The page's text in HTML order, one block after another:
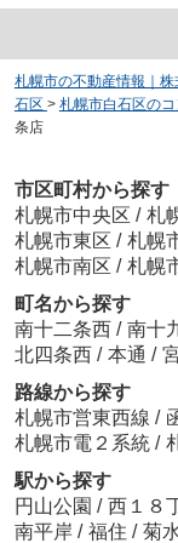
札幌市の不動産情報｜
石区 > 札幌市白石区の
条店
市区町村から探す
札幌市中央区 / 札
札幌市東区 / 札幌
札幌市南区 / 札幌
町名から探す
南十二条西 / 南十
北四条西 / 本通 /
路線から探す
札幌市営東西線 /
札幌市電２系統 /
駅から探す
円山公園 / 西１８
南平岸 / 福住 / 菊